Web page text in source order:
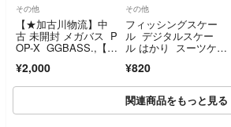
その他
【★加古川物流】中
古 未開封 メガバス P
OP-X GGBASS.,【8
¥2,000
その他
フィッシングスケー
ル デジタルスケー
ル はかり スーツケー
¥820
関連商品をもっと見る